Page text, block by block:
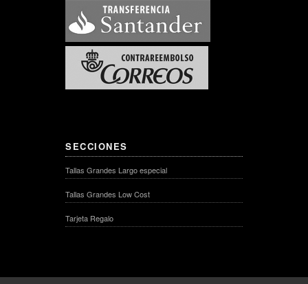
SECCIONES
Tallas Grandes Largo especial
Tallas Grandes Low Cost
Tarjeta Regalo